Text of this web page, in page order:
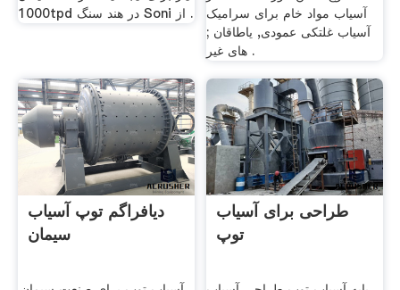
1000tpd در هند سنگ Soni از .
آسیاب مواد خام برای سرامیک
آسیاب غلتکی عمودی, یاطاقان ;
های غیر .
دیافراگم توپ آسیاب
سیمان
طراحی برای آسیاب
توپ